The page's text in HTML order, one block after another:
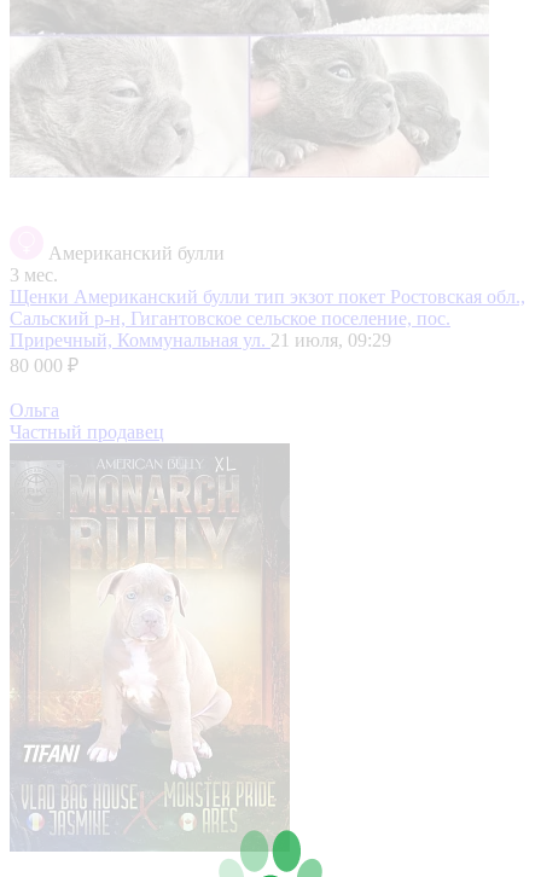
Американский булли
3 мес.
Щенки Американский булли тип экзот покет Ростовская обл.,
Сальский р-н, Гигантовское сельское поселение, пос.
Приречный, Коммунальная ул. 21 июля, 09:29
80 000 ₽
Ольга
Частный продавец